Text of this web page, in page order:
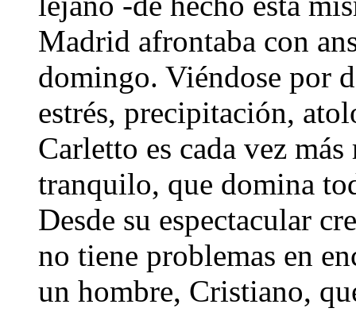
Madrid afrontaba con
domingo. Viéndose por
estrés, precipitación,
Carletto es cada vez
tranquilo, que domina
Desde su espectacular
no tiene problemas en
un hombre, Cristiano,